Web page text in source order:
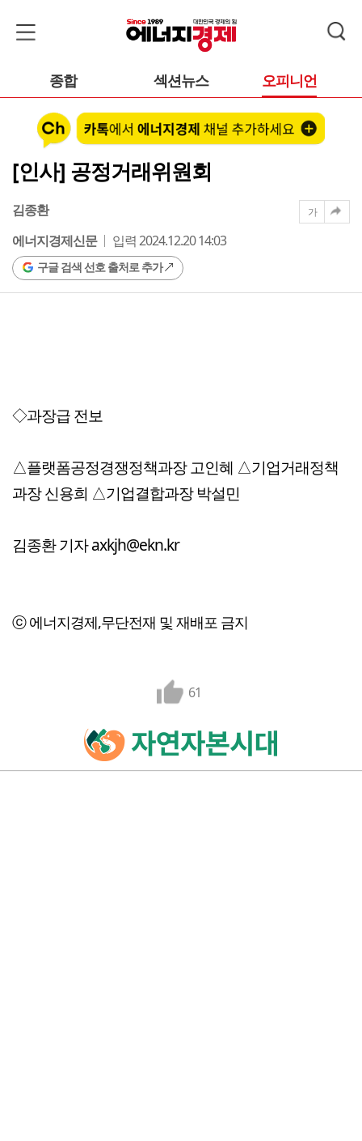
종합 섹션뉴스 오피니언
[인사] 공정거래위원회
김종환
에너지경제신문
입력 2024.12.20 14:03
구글 검색 선호 출처로 추가
가
◇과장급 전보
△플랫폼공정경쟁정책과장 고인혜 △기업거래정책
과장 신용희 △기업결합과장 박설민
김종환 기자 axkjh@ekn.kr
ⓒ 에너지경제,무단전재 및 재배포 금지
61